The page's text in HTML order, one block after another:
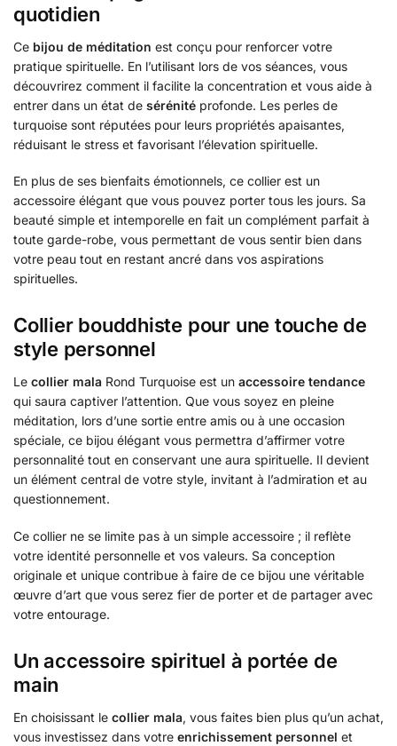
quotidien
Ce bijou de méditation est conçu pour renforcer votre
pratique spirituelle. En l’utilisant lors de vos séances, vous
découvrirez comment il facilite la concentration et vous aide à
entrer dans un état de sérénité profonde. Les perles de
turquoise sont réputées pour leurs propriétés apaisantes,
réduisant le stress et favorisant l’élevation spirituelle.
En plus de ses bienfaits émotionnels, ce collier est un
accessoire élégant que vous pouvez porter tous les jours. Sa
beauté simple et intemporelle en fait un complément parfait à
toute garde-robe, vous permettant de vous sentir bien dans
votre peau tout en restant ancré dans vos aspirations
spirituelles.
Collier bouddhiste pour une touche de
style personnel
Le collier mala Rond Turquoise est un accessoire tendance
qui saura captiver l’attention. Que vous soyez en pleine
méditation, lors d’une sortie entre amis ou à une occasion
spéciale, ce bijou élégant vous permettra d’affirmer votre
personnalité tout en conservant une aura spirituelle. Il devient
un élément central de votre style, invitant à l’admiration et au
questionnement.
Ce collier ne se limite pas à un simple accessoire ; il reflète
votre identité personnelle et vos valeurs. Sa conception
originale et unique contribue à faire de ce bijou une véritable
œuvre d’art que vous serez fier de porter et de partager avec
votre entourage.
Un accessoire spirituel à portée de
main
En choisissant le collier mala, vous faites bien plus qu’un achat,
vous investissez dans votre enrichissement personnel et